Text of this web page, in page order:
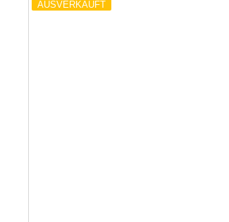
AUSVERKAUFT